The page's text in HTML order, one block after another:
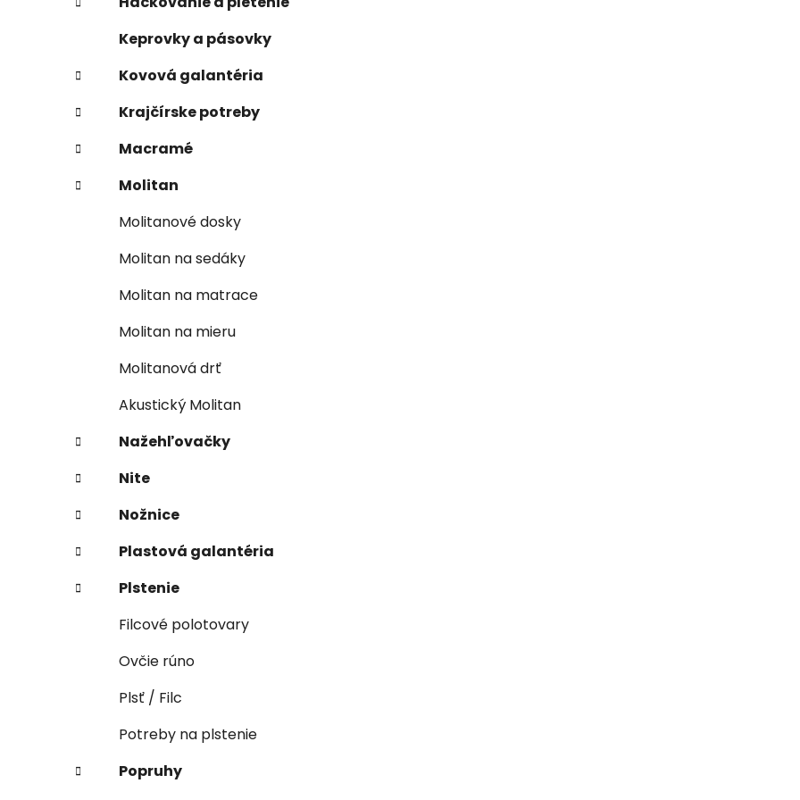
Keprovky a pásovky
Kovová galantéria
Krajčírske potreby
Macramé
Molitan
Molitanové dosky
Molitan na sedáky
Molitan na matrace
Molitan na mieru
Molitanová drť
Akustický Molitan
Nažehľovačky
Nite
Nožnice
Plastová galantéria
Plstenie
Filcové polotovary
Ovčie rúno
Plsť / Filc
Potreby na plstenie
Popruhy